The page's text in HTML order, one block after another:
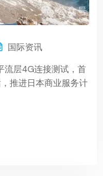
国际资讯
流层4G连接测试，首
推进日本商业服务计